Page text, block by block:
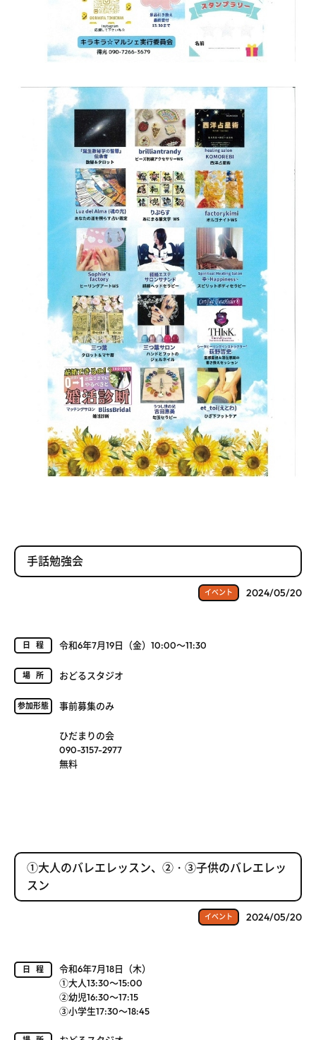
手話勉強会
イベント 2024/05/20
日程 令和6年7月19日（金）10:00～11:30
場所 おどるスタジオ
参加形態 事前募集のみ
ひだまりの会
090-3157-2977
無料
①大人のバレエレッスン、②・③子供のバレエレッ
スン
イベント 2024/05/20
日程
令和6年7月18日（木）
①大人13:30～15:00
②幼児16:30～17:15
③小学生17:30～18:45